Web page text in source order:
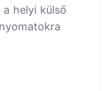
helyi külső